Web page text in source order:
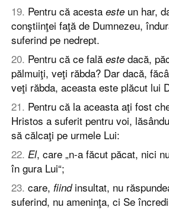
19. Pentru că acesta este un har,
conştiinţei faţă de Dumnezeu,
suferind pe nedrept.
20. Pentru că ce fală este dacă,
pălmuiţi, veţi răbda? Dar dacă,
veţi răbda, aceasta este plăcut lui
21. Pentru că la aceasta aţi fost
Hristos a suferit pentru voi,
să călcaţi pe urmele Lui:
22. El, care „n-a făcut păcat, nici
în gura Lui“;
23. care, fiindinsultat, nu
suferind, nu ameninţa, ci Se